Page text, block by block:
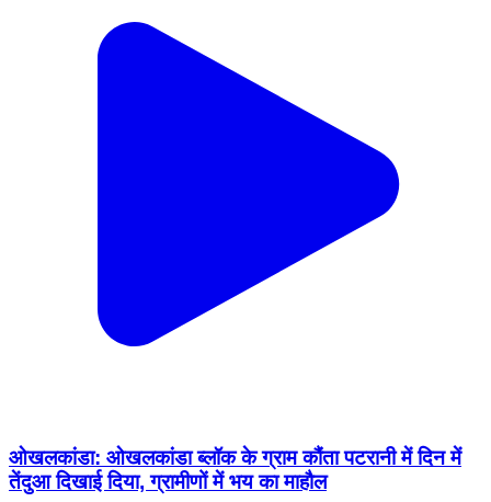
ओखलकांडा: ओखलकांडा ब्लॉक के ग्राम कौंता पटरानी में दिन में
तेंदुआ दिखाई दिया, ग्रामीणों में भय का माहौल